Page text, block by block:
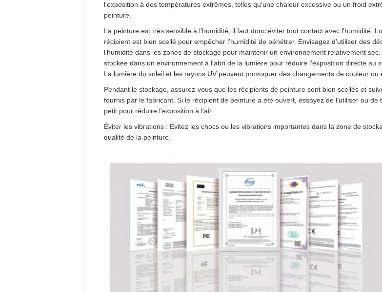
l'exposition à des températures extrêmes, telles qu'une chaleur excessive ou un froid
peinture.
La peinture est très sensible à l'humidité, il faut donc éviter tout contact avec l'humidité.
récipient est bien scellé pour empêcher l'humidité de pénétrer. Envisagez d'utiliser des
l'humidité dans les zones de stockage pour maintenir un environnement relativement
stockée dans un environnement à l'abri de la lumière pour réduire l'exposition directe au
La lumière du soleil et les rayons UV peuvent provoquer des changements de couleur ou
Pendant le stockage, assurez-vous que les récipients de peinture sont bien scellés et
fournis par le fabricant. Si le récipient de peinture a été ouvert, essayez de l'utiliser ou
petit pour réduire l'exposition à l'air.
Éviter les vibrations : Évitez les chocs ou les vibrations importantes dans la zone de
qualité de la peinture.